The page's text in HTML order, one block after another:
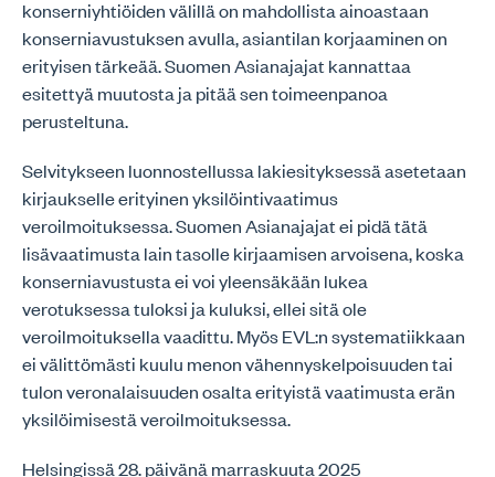
konserniyhtiöiden välillä on mahdollista ainoastaan
konserniavustuksen avulla, asiantilan korjaaminen on
erityisen tärkeää. Suomen Asianajajat kannattaa
esitettyä muutosta ja pitää sen toimeenpanoa
perusteltuna.
Selvitykseen luonnostellussa lakiesityksessä asetetaan
kirjaukselle erityinen yksilöintivaatimus
veroilmoituksessa. Suomen Asianajajat ei pidä tätä
lisävaatimusta lain tasolle kirjaamisen arvoisena, koska
konserniavustusta ei voi yleensäkään lukea
verotuksessa tuloksi ja kuluksi, ellei sitä ole
veroilmoituksella vaadittu. Myös EVL:n systematiikkaan
ei välittömästi kuulu menon vähennyskelpoisuuden tai
tulon veronalaisuuden osalta erityistä vaatimusta erän
yksilöimisestä veroilmoituksessa.
Helsingissä 28. päivänä marraskuuta 2025